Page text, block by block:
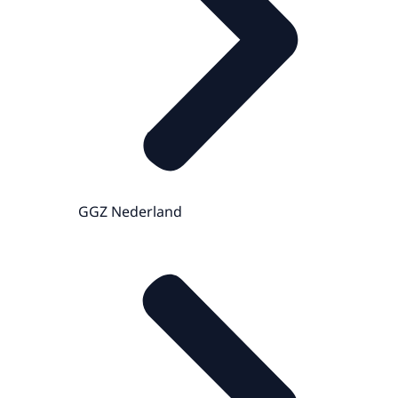
GGZ Nederland